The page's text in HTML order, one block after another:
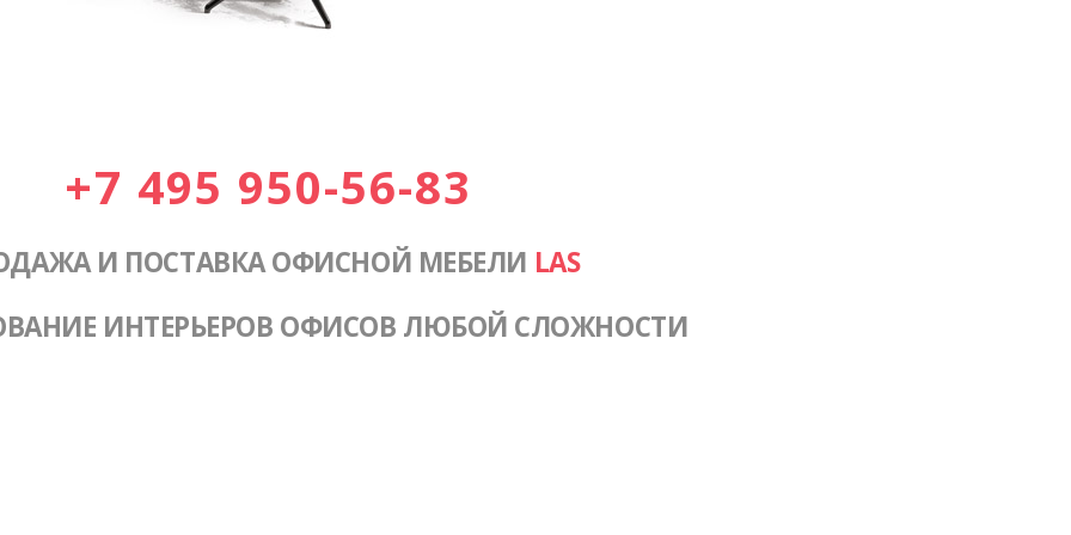
+7 495 950-56-83
И ПОСТАВКА ОФИСНОЙ МЕБЕЛИ LAS
ИНТЕРЬЕРОВ ОФИСОВ ЛЮБОЙ СЛОЖНОСТИ